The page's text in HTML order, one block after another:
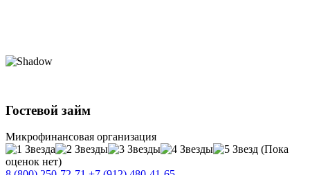
Гостевой займ
Микрофинансовая организация
(Пока
оценок нет)